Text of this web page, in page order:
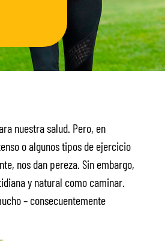
nuestra salud. Pero, en
o algunos tipos de ejercicio
nos dan pereza. Sin embargo,
y natural como caminar.
– consecuentemente